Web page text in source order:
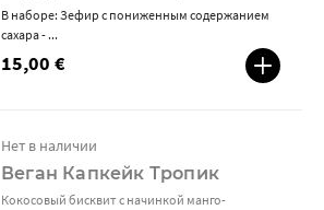
15,00 €
В наборе: Зефир с пониженным содержанием
сахара - ...
Веган Капкейк Тропик
Нет в наличии
Кокосовый бисквит с начинкой манго-